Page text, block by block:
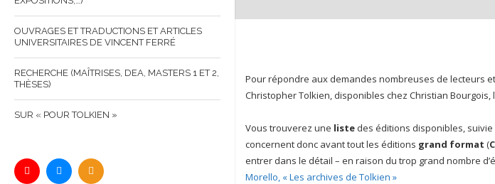
OUVRAGES ET TRADUCTIONS ET ARTICLES
UNIVERSITAIRES DE VINCENT FERRÉ
RECHERCHE (MAÎTRISES, DEA, MASTERS 1 ET 2,
THÈSES)
SUR « POUR TOLKIEN »
Pour répondre aux demandes nombreuses de lecteurs
Christopher Tolkien, disponibles chez Christian
Vous trouverez une liste des éditions disponibles, suivie
concernent donc avant tout les éditions grand format (
entrer dans le détail – en raison du trop grand nombre
Morello, « Les archives de Tolkien »